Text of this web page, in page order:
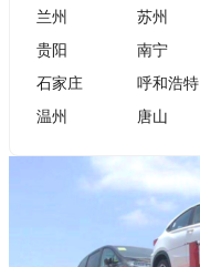
兰州
苏州
贵阳
南宁
石家庄
呼和浩特
温州
唐山